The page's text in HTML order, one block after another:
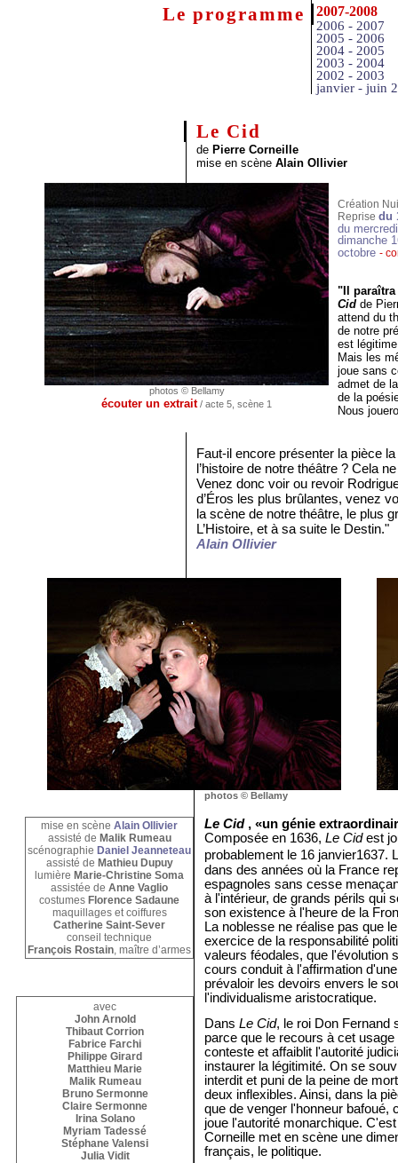
Le programme 2007-2008
2006 - 2007
2005 - 2006
2004 - 2005
2003 - 2004
2002 - 2003
janvier - juin
Le Cid
de Pierre Corneille
mise en scène Alain Ollivier
photos © Bellamy
écouter un extrait/ acte 5, scène 1
Création
Reprise du
du
dimanche
octobre -
"Il
Cid de
attend du
de notre
est
Mais les
joue sans
admet de
de la
Nous
Faut-il encore présenter la pièce
l’histoire de notre théâtre ? Cela
Venez donc voir ou revoir
d’Éros les plus brûlantes, venez
la scène de notre théâtre, le plus
L’Histoire, et à sa suite le Destin."
Alain Ollivier
photos © Bellamy
mise en scène Alain Ollivier
assisté de Malik Rumeau
scénographie Daniel Jeanneteau
assisté de Mathieu Dupuy
lumière Marie-Christine Soma
assistée de Anne Vaglio
costumes Florence Sadaune
maquillages et coiffures
Catherine Saint-Sever
conseil technique
François Rostain, maître d’armes
avec
John Arnold
Thibaut Corrion
Fabrice Farchi
Philippe Girard
Matthieu Marie
Malik Rumeau
Bruno Sermonne
Claire Sermonne
Irina Solano
Myriam Tadessé
Stéphane Valensi
Julia Vidit
Le Cid , «un génie
Composée en 1636, Le Cidest
probablement le 16
dans des années où la France
espagnoles sans cesse
à l'intérieur, de grands périls qui
son existence à l'heure de la
La noblesse ne réalise pas que
exercice de la responsabilité
valeurs féodales, que l'évolution
cours conduit à l'affirmation
prévaloir les devoirs envers le
l'individualisme aristocratique.
Dans Le Cid, le roi Don Fernand
parce que le recours à cet
conteste et affaiblit l'autorité
instaurer la légitimité. On se
interdit et puni de la peine de
deux inflexibles. Ainsi, dans la
que de venger l'honneur bafoué,
joue l'autorité monarchique.
Corneille met en scène une
français, le politique.